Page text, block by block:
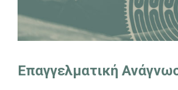
Επαγγελματική